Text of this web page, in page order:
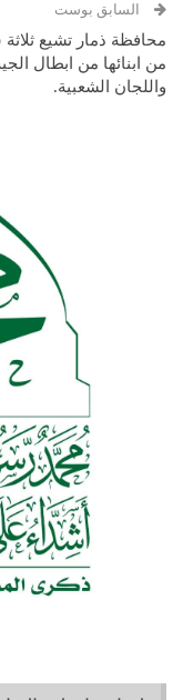
السابق بوست
محافظة ذمار تشيع
من ابنائها من ابطال
واللجان الشعبية.